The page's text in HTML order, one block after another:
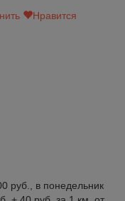
Нравится
руб., в понедельник